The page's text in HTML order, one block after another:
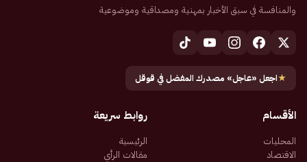
والمنافسة في سبق الأخبار بمهنية ومصداقية وموضوعية
★اجعل «عاجل» مصدرك المفضل في قوقل
الأقسام
المحليات
الاقتصاد
روابط سريعة
الرئيسية
مقالات الرأي